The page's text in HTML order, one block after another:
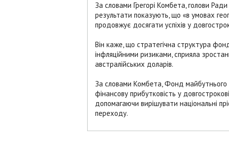
За словами Грегорі Комбета, голови
результати показують, що «в умовах
продовжує досягати успіхів у
Він каже, що стратегічна структура
інфляційними ризиками, сприяла
австралійських доларів.
За словами Комбета, Фонд майбутнього
фінансову прибутковість у
допомагаючи вирішувати національні
переходу.